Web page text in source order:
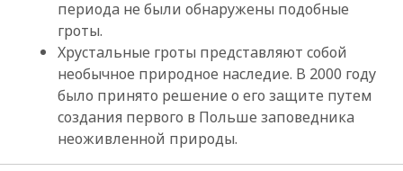
периода не были обнаружены подобные
гроты.
Хрустальные гроты представляют собой
необычное природное наследие. В 2000 году
было принято решение о его защите путем
создания первого в Польше заповедника
неоживленной природы.